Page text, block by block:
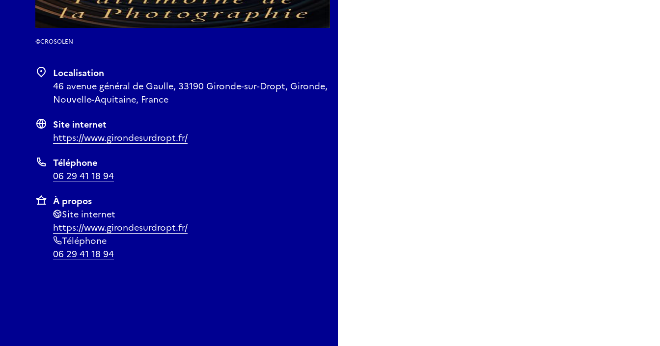
©CROSOLEN
Localisation
46 avenue général de Gaulle, 33190 Gironde-sur-Dropt, Gironde,
Nouvelle-Aquitaine, France
Site internet
https://www.girondesurdropt.fr/
Téléphone
06 29 41 18 94
À propos
Site internet
https://www.girondesurdropt.fr/
Téléphone
06 29 41 18 94